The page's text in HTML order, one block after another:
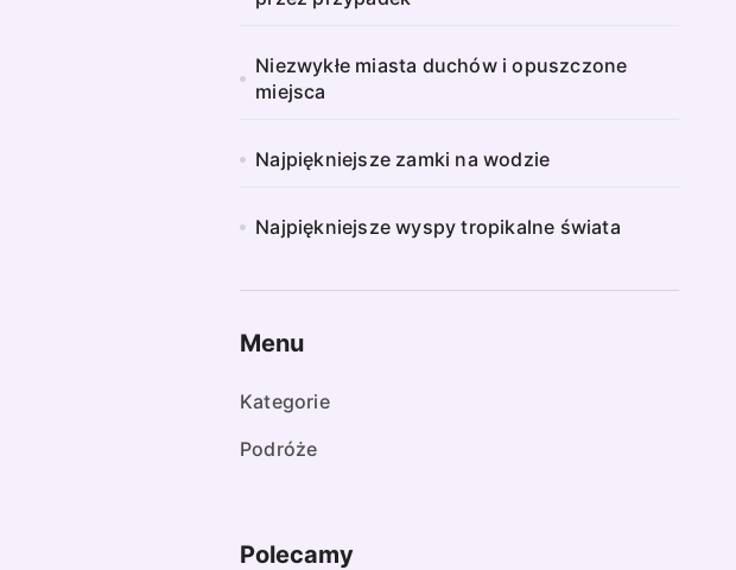
Niezwykłe miasta duchów i opuszczone
miejsca
Najpiękniejsze zamki na wodzie
Najpiękniejsze wyspy tropikalne świata
Menu
Kategorie
Podróże
Polecamy